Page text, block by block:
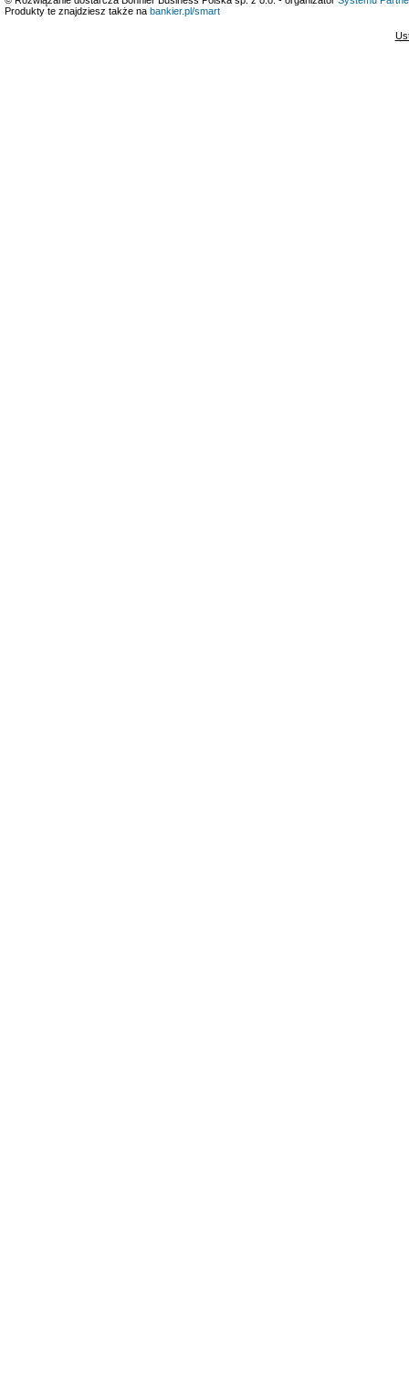
Produkty te znajdziesz także na bankier.pl/smart